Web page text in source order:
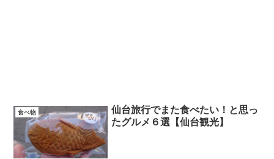
食べ物
仙台旅行でまた食べたい！と思っ
たグルメ６選【仙台観光】